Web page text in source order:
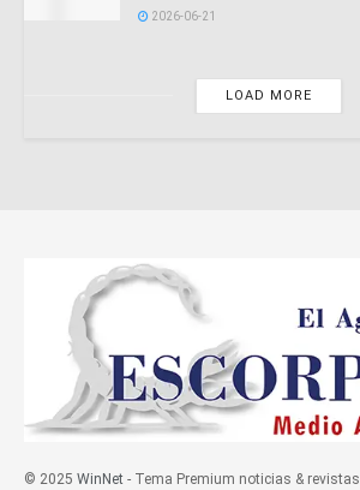
2026-06-21
LOAD MORE
© 2025 WinNet - Tema Premium noticias & revistas